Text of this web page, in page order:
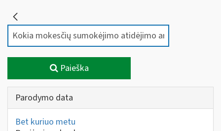
Paieška
Parodymo data
Bet kuriuo metu